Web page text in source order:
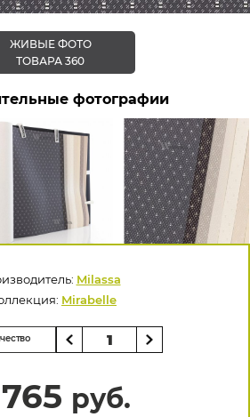
ЖИВЫЕ ФОТО
ТОВАРА 360
фотографии
Milassa
Mirabelle
руб.